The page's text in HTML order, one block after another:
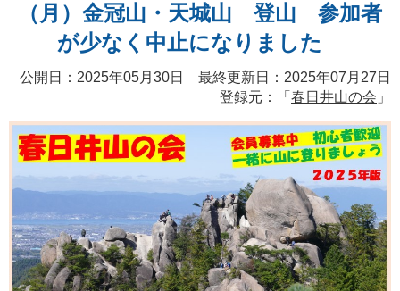
（月）金冠山・天城山 登山 参加者
が少なく中止になりました
公開日：2025年05月30日 最終更新日：2025年07月27日
登録元：「 春日井山の会 」